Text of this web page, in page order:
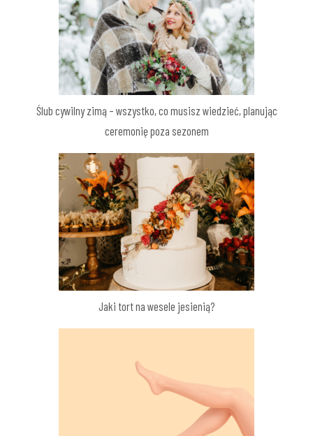
Ślub cywilny zimą – wszystko, co musisz wiedzieć, planując
ceremonię poza sezonem
Jaki tort na wesele jesienią?